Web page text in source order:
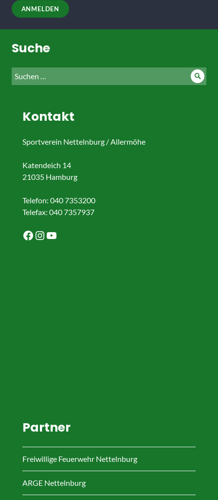
Suche
Suche
nach:
Kontakt
Sportverein Nettelnburg / Allermöhe
Katendeich 14
21035 Hamburg
Telefon: 040 7353200
Telefax: 040 7357937
Facebook
Instagram
YouTube
Partner
Freiwillige Feuerwehr Nettelnburg
ARGE Nettelnburg